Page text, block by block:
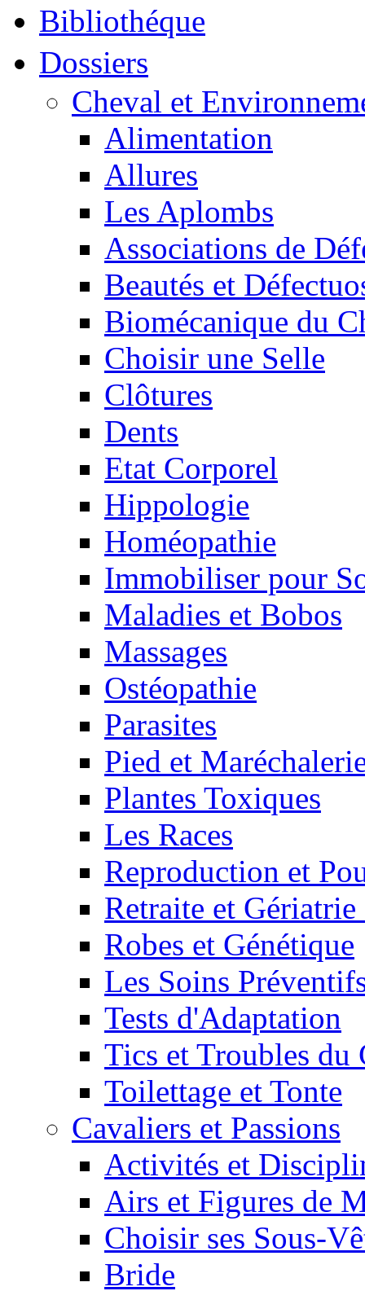
Bibliothéque
Dossiers
Cheval et
Alimentation
Allures
Les Aplombs
Associations de
Beautés et
Biomécanique du
Choisir une Selle
Clôtures
Dents
Etat Corporel
Hippologie
Homéopathie
Immobiliser pour
Maladies et Bobos
Massages
Ostéopathie
Parasites
Pied et
Plantes Toxiques
Les Races
Reproduction et
Retraite et
Robes et Génétique
Les Soins
Tests d'Adaptation
Tics et Troubles du
Toilettage et Tonte
Cavaliers et Passions
Activités et
Airs et Figures de
Choisir ses Sous-
Bride